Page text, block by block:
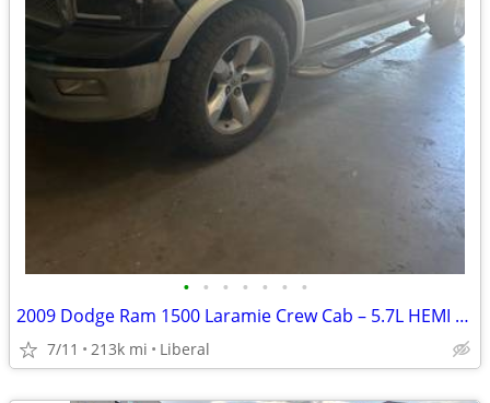
• • • • • • •
2009 Dodge Ram 1500 Laramie Crew Cab – 5.7L HEMI – $6,200 OBO
7/11 213k mi Liberal